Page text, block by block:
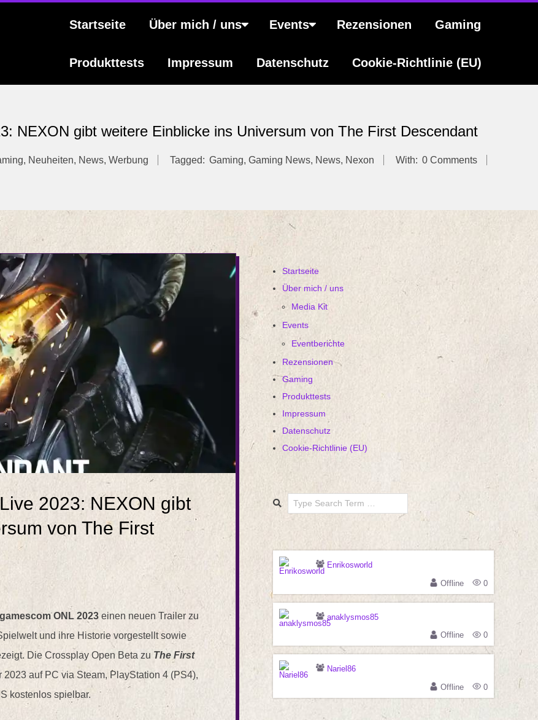
Startseite Über mich / uns Events Rezensionen Gaming
Produkttests Impressum Datenschutz Cookie-Richtlinie (EU)
NEXON gibt weitere Einblicke ins Universum von The First Descendant
, Neuheiten, News, Werbung Tagged: Gaming, Gaming News, News, Nexon With: 0 Comments
2023: NEXON gibt
von The First
gamescom ONL 2023 einen neuen Trailer zu
und ihre Historie vorgestellt sowie
Die Crossplay Open Beta zu The First
auf PC via Steam, PlayStation 4 (PS4),
kostenlos spielbar.
Startseite
Über mich / uns
Media Kit
Events
Eventberichte
Rezensionen
Gaming
Produkttests
Impressum
Datenschutz
Cookie-Richtlinie (EU)
Search
Enrikosworld
Offline
0
anaklysmos85
Offline
0
Nariel86
Offline
0